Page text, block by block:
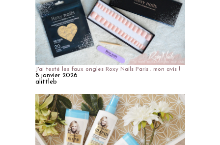
J'ai testé les faux ongles Roxy Nails Paris : mon avis !
8 janvier 2026
alittleb